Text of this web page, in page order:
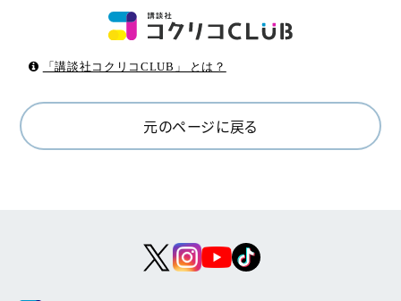
「講談社コクリコCLUB」 とは？
元のページに戻る